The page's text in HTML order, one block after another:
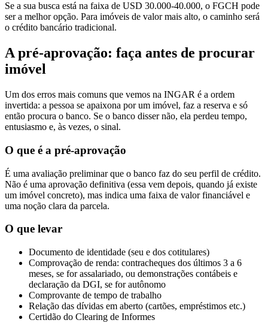
Se a sua busca está na faixa de USD 30.000-40.000, o FGCH pode
ser a melhor opção. Para imóveis de valor mais alto, o caminho será
o crédito bancário tradicional.
A pré-aprovação: faça antes de procurar
imóvel
Um dos erros mais comuns que vemos na INGAR é a ordem
invertida: a pessoa se apaixona por um imóvel, faz a reserva e só
então procura o banco. Se o banco disser não, ela perdeu tempo,
entusiasmo e, às vezes, o sinal.
O que é a pré-aprovação
É uma avaliação preliminar que o banco faz do seu perfil de crédito.
Não é uma aprovação definitiva (essa vem depois, quando já existe
um imóvel concreto), mas indica uma faixa de valor financiável e
uma noção clara da parcela.
O que levar
Documento de identidade (seu e dos cotitulares)
Comprovação de renda: contracheques dos últimos 3 a 6
meses, se for assalariado, ou demonstrações contábeis e
declaração da DGI, se for autônomo
Comprovante de tempo de trabalho
Relação das dívidas em aberto (cartões, empréstimos etc.)
Certidão do Clearing de Informes